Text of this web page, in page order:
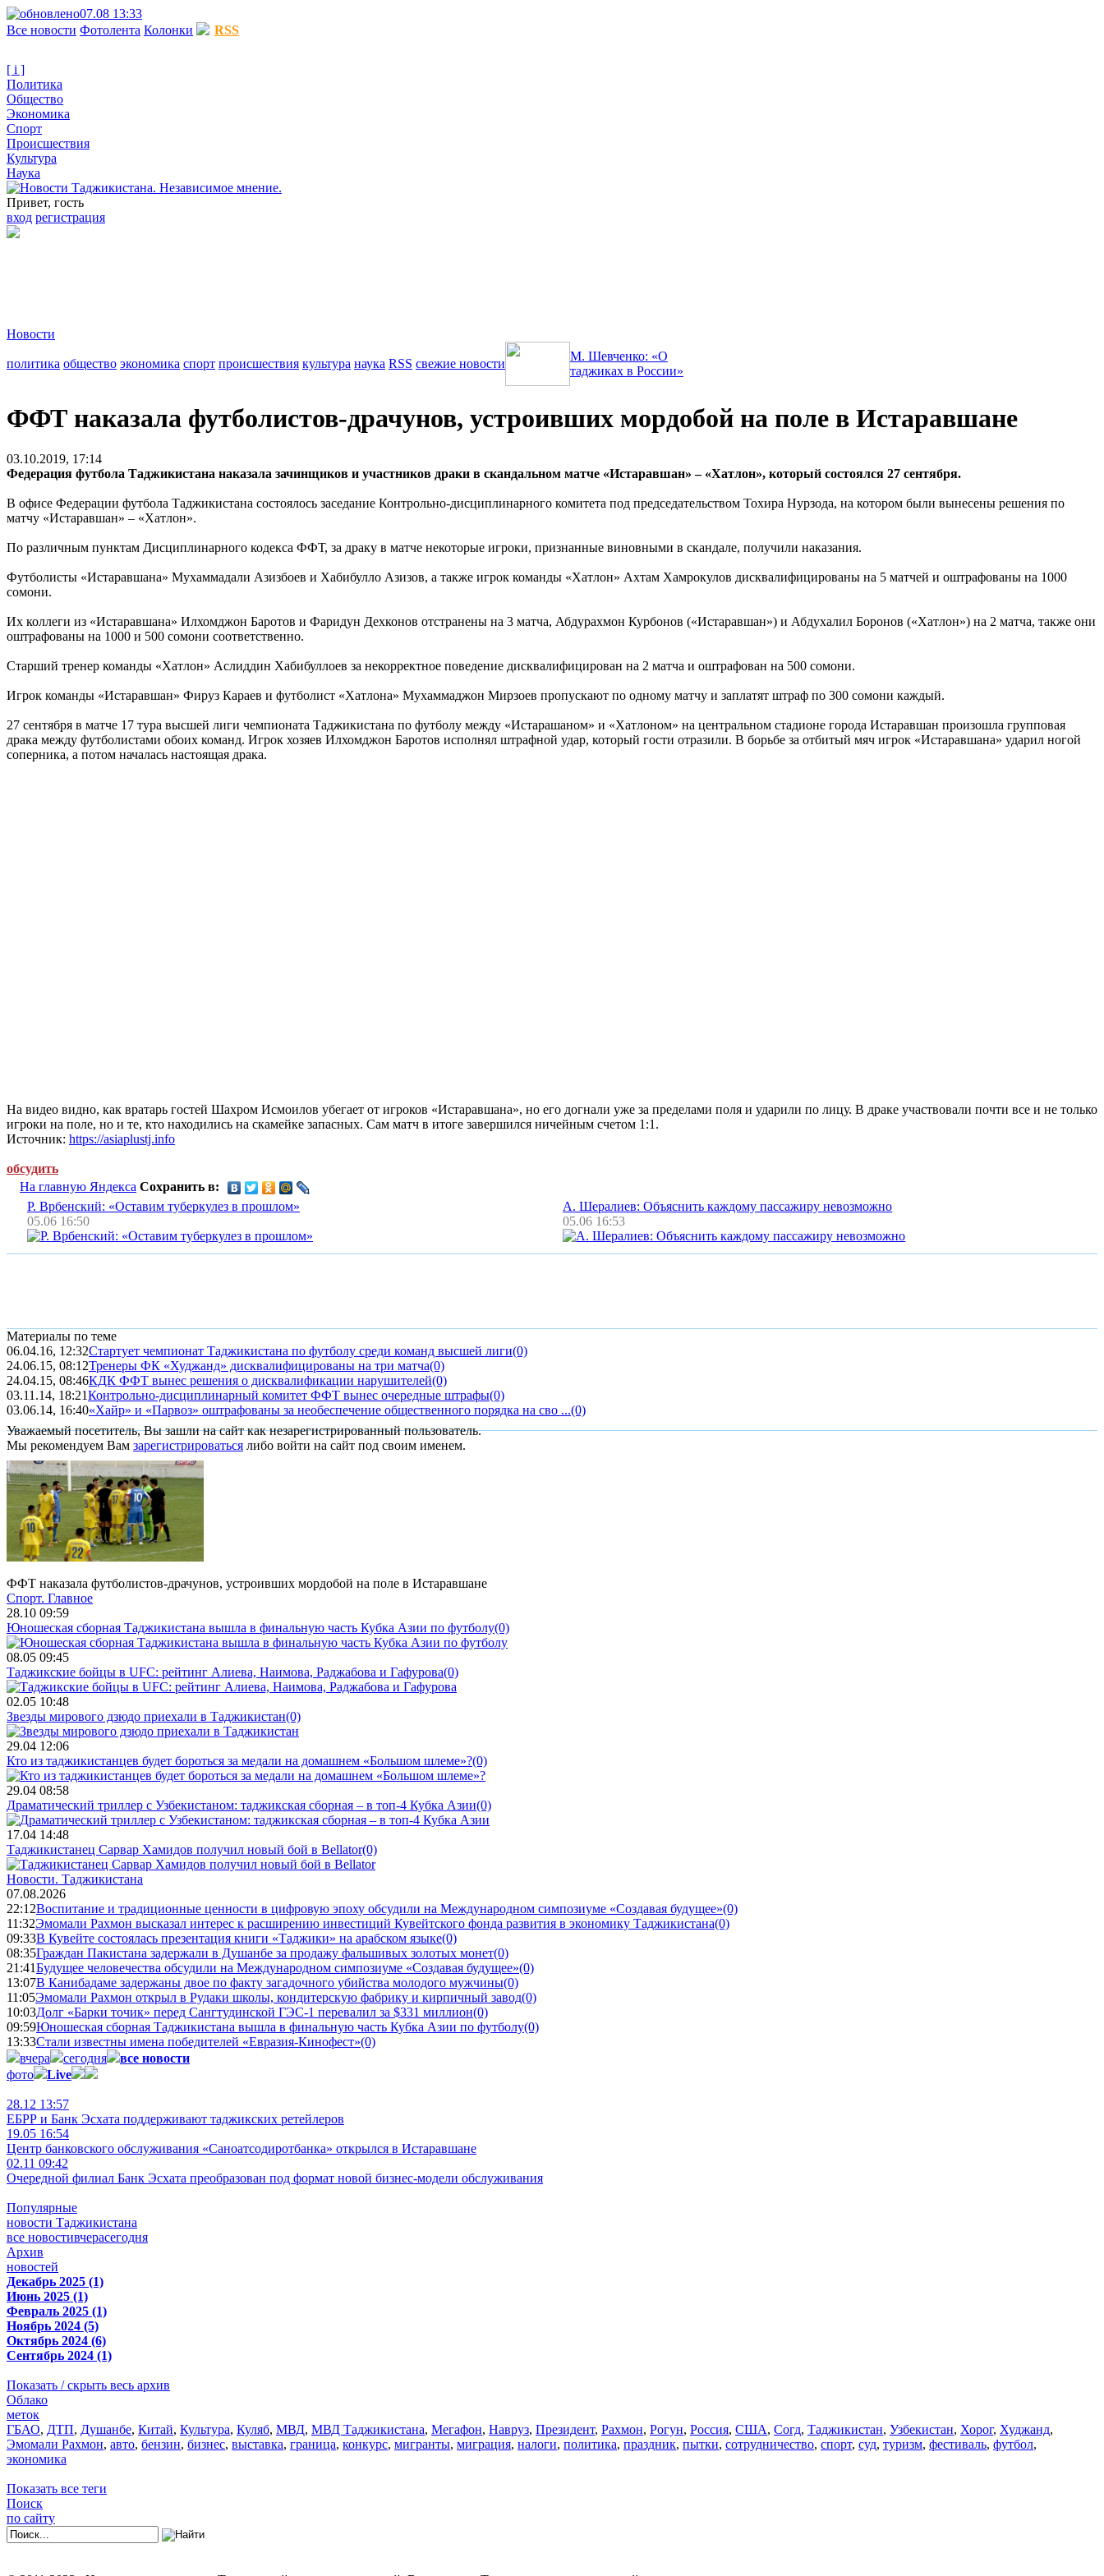
07.08 13:33
Все новости Фотолента Колонки RSS
[ i ]
Политика
Общество
Экономика
Спорт
Происшествия
Культура
Наука
Привет, гость
вход регистрация
Новости
политика общество экономика спорт происшествия культура наука RSS свежие новости
М. Шевченко: «О
таджиках в России»
ФФТ наказала футболистов-драчунов, устроивших мордобой на поле в Истаравшане
03.10.2019, 17:14
Федерация футбола Таджикистана наказала зачинщиков и участников драки в скандальном матче «Истаравшан» – «Хатлон», который состоялся 27 сентября.
В офисе Федерации футбола Таджикистана состоялось заседание Контрольно-дисциплинарного комитета под председательством Тохира Нурзода, на котором были вынесены решения по
матчу «Истаравшан» – «Хатлон».
По различным пунктам Дисциплинарного кодекса ФФТ, за драку в матче некоторые игроки, признанные виновными в скандале, получили наказания.
Футболисты «Истаравшана» Мухаммадали Азизбоев и Хабибулло Азизов, а также игрок команды «Хатлон» Ахтам Хамрокулов дисквалифицированы на 5 матчей и оштрафованы на 1000
сомони.
Их коллеги из «Истаравшана» Илхомджон Баротов и Фаридун Дехконов отстранены на 3 матча, Абдурахмон Курбонов («Истаравшан») и Абдухалил Боронов («Хатлон») на 2 матча, также они
оштрафованы на 1000 и 500 сомони соответственно.
Старший тренер команды «Хатлон» Аслиддин Хабибуллоев за некорректное поведение дисквалифицирован на 2 матча и оштрафован на 500 сомони.
Игрок команды «Истаравшан» Фируз Караев и футболист «Хатлона» Мухаммаджон Мирзоев пропускают по одному матчу и заплатят штраф по 300 сомони каждый.
27 сентября в матче 17 тура высшей лиги чемпионата Таджикистана по футболу между «Истарашаном» и «Хатлоном» на центральном стадионе города Истаравшан произошла групповая
драка между футболистами обоих команд. Игрок хозяев Илхомджон Баротов исполнял штрафной удар, который гости отразили. В борьбе за отбитый мяч игрок «Истаравшана» ударил ногой
соперника, а потом началась настоящая драка.
На видео видно, как вратарь гостей Шахром Исмоилов убегает от игроков «Истаравшана», но его догнали уже за пределами поля и ударили по лицу. В драке участвовали почти все и не только
игроки на поле, но и те, кто находились на скамейке запасных. Сам матч в итоге завершился ничейным счетом 1:1.
Источник: https://asiaplustj.info
обсудить
На главную Яндекса Сохранить в:
Р. Врбенский: «Оставим туберкулез в прошлом»
05.06 16:50
А. Шералиев: Объяснить каждому пассажиру невозможно
05.06 16:53
Материалы по теме
06.04.16, 12:32Стартует чемпионат Таджикистана по футболу среди команд высшей лиги(0)
24.06.15, 08:12Тренеры ФК «Худжанд» дисквалифицированы на три матча(0)
24.04.15, 08:46КДК ФФТ вынес решения о дисквалификации нарушителей(0)
03.11.14, 18:21Контрольно-дисциплинарный комитет ФФТ вынес очередные штрафы(0)
03.06.14, 16:40«Хайр» и «Парвоз» оштрафованы за необеспечение общественного порядка на сво ...(0)
Уважаемый посетитель, Вы зашли на сайт как незарегистрированный пользователь.
Мы рекомендуем Вам зарегистрироваться либо войти на сайт под своим именем.
ФФТ наказала футболистов-драчунов, устроивших мордобой на поле в Истаравшане
Спорт. Главное
28.10 09:59
Юношеская сборная Таджикистана вышла в финальную часть Кубка Азии по футболу(0)
08.05 09:45
Таджикские бойцы в UFC: рейтинг Алиева, Наимова, Раджабова и Гафурова(0)
02.05 10:48
Звезды мирового дзюдо приехали в Таджикистан(0)
29.04 12:06
Кто из таджикистанцев будет бороться за медали на домашнем «Большом шлеме»?(0)
29.04 08:58
Драматический триллер с Узбекистаном: таджикская сборная – в топ-4 Кубка Азии(0)
17.04 14:48
Таджикистанец Сарвар Хамидов получил новый бой в Bellator(0)
Новости. Таджикистана
07.08.2026
22:12Воспитание и традиционные ценности в цифровую эпоху обсудили на Международном симпозиуме «Создавая будущее»(0)
11:32Эмомали Рахмон высказал интерес к расширению инвестиций Кувейтского фонда развития в экономику Таджикистана(0)
09:33В Кувейте состоялась презентация книги «Таджики» на арабском языке(0)
08:35Граждан Пакистана задержали в Душанбе за продажу фальшивых золотых монет(0)
21:41Будущее человечества обсудили на Международном симпозиуме «Создавая будущее»(0)
13:07В Канибадаме задержаны двое по факту загадочного убийства молодого мужчины(0)
11:05Эмомали Рахмон открыл в Рудаки школы, кондитерскую фабрику и кирпичный завод(0)
10:03Долг «Барки точик» перед Сангтудинской ГЭС-1 перевалил за $331 миллион(0)
09:59Юношеская сборная Таджикистана вышла в финальную часть Кубка Азии по футболу(0)
13:33Стали известны имена победителей «Евразия-Кинофест»(0)
вчера
сегодня
все новости
фото
Live
28.12 13:57
ЕБРР и Банк Эсхата поддерживают таджикских ретейлеров
19.05 16:54
Центр банковского обслуживания «Саноатсодиротбанка» открылся в Истаравшане
02.11 09:42
Очередной филиал Банк Эсхата преобразован под формат новой бизнес-модели обслуживания
Популярные
новости Таджикистана
все новостивчерасегодня
Архив
новостей
Декабрь 2025 (1)
Июнь 2025 (1)
Февраль 2025 (1)
Ноябрь 2024 (5)
Октябрь 2024 (6)
Сентябрь 2024 (1)
Показать / скрыть весь архив
Облако
меток
ГБАО, ДТП, Душанбе, Китай, Культура, Куляб, МВД, МВД Таджикистана, Мегафон, Навруз, Президент, Рахмон, Рогун, Россия, США, Согд, Таджикистан, Узбекистан, Хорог, Худжанд,
Эмомали Рахмон, авто, бензин, бизнес, выставка, граница, конкурс, мигранты, миграция, налоги, политика, праздник, пытки, сотрудничество, спорт, суд, туризм, фестиваль, футбол,
экономика
Показать все теги
Поиск
по сайту